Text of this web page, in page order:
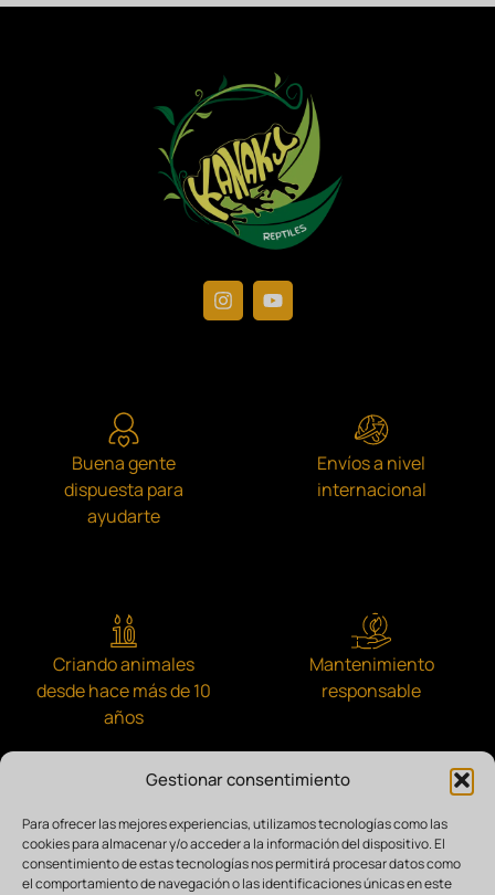
Gestionar consentimiento
Para ofrecer las mejores experiencias, utilizamos tecnologías como las
cookies para almacenar y/o acceder a la información del dispositivo. El
consentimiento de estas tecnologías nos permitirá procesar datos como
el comportamiento de navegación o las identificaciones únicas en este
Buena gente
dispuesta para
ayudarte
Envíos a nivel
internacional
Criando animales
desde hace más de 10
años
Mantenimiento
responsable
Comprometidos con la comunidad